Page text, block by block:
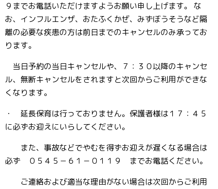
９までお電話いただけますようお願い申し上げます。 な
お、インフルエンザ、おたふくかぜ、みずぼうそうなど隔
離の必要な疾患の方は前日までのキャンセルのみ承ってお
ります。
当日予約の当日キャンセルや、７：３０以降のキャンセ
ル、無断キャンセルをされますと次回からご利用ができな
くなります。
・ 延長保育は行っておりません。保護者様は１７：４５
に必ずお迎えにいらしてください。
また、事故などでやむを得ずお迎えが遅くなる場合は
必ず ０５４５－６１－０１１９ までお電話ください。
ご連絡および適当な理由がない場合は次回からご利用